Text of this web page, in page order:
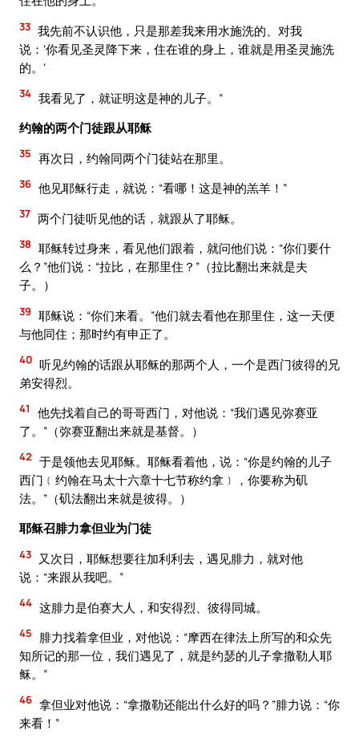
33 我先前不认识他，只是那差我来用水施洗的、对我
说：‘你看见圣灵降下来，住在谁的身上，谁就是用圣灵施洗
的。’
34 我看见了，就证明这是神的儿子。”
约翰的两个门徒跟从耶稣
35 再次日，约翰同两个门徒站在那里。
36 他见耶稣行走，就说：“看哪！这是神的羔羊！”
37 两个门徒听见他的话，就跟从了耶稣。
38 耶稣转过身来，看见他们跟着，就问他们说：“你们要什
么？”他们说：“拉比，在那里住？”（拉比翻出来就是夫
子。）
39 耶稣说：“你们来看。”他们就去看他在那里住，这一天便
与他同住；那时约有申正了。
40 听见约翰的话跟从耶稣的那两个人，一个是西门彼得的兄
弟安得烈。
41
他先找着自己的哥哥西门，对他说：“我们遇见弥赛亚
了。”（弥赛亚翻出来就是基督。）
42 于是领他去见耶稣。耶稣看着他，说：“你是约翰的儿子
西门﹝约翰在马太十六章十七节称约拿﹞，你要称为矶
法。”（矶法翻出来就是彼得。）
耶稣召腓力拿但业为门徒
43
又次日，耶稣想要往加利利去，遇见腓力，就对他
说：“来跟从我吧。”
44 这腓力是伯赛大人，和安得烈、彼得同城。
45
腓力找着拿但业，对他说：“摩西在律法上所写的和众先
知所记的那一位，我们遇见了，就是约瑟的儿子拿撒勒人耶
稣。”
46 拿但业对他说：“拿撒勒还能出什么好的吗？”腓力说：“你
来看！”